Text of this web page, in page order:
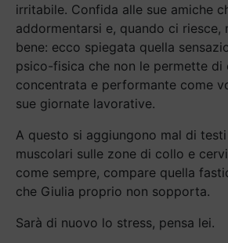
irritabile. Confida alle sue amiche
addormentarsi e, quando ci riesce,
bene: ecco spiegata quella
psico-fisica che non le permette di
concentrata e performante come
sue giornate lavorative.
A questo si aggiungono mal di
muscolari sulle zone di collo e
come sempre, compare quella
che Giulia proprio non sopporta.
Sarà di nuovo lo stress, pensa lei.